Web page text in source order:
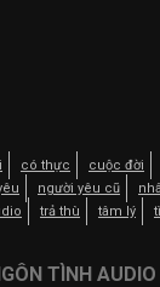
có thực cuộc đời
người yêu cũ
trả thù tâm lý
TÌNH